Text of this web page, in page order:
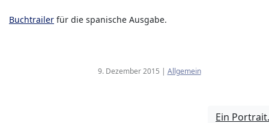
Buchtrailer für die spanische Ausgabe.
9. Dezember 2015 | Allgemein
Ein